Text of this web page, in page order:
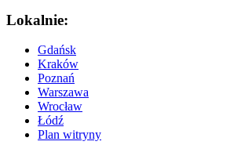
Lokalnie:
Gdańsk
Kraków
Poznań
Warszawa
Wrocław
Łódź
Plan witryny